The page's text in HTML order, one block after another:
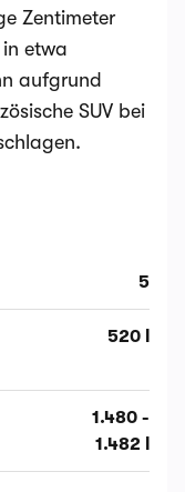
Zentimeter
etwa
aufgrund
SUV bei
5
520 l
1.480 -
1.482 l